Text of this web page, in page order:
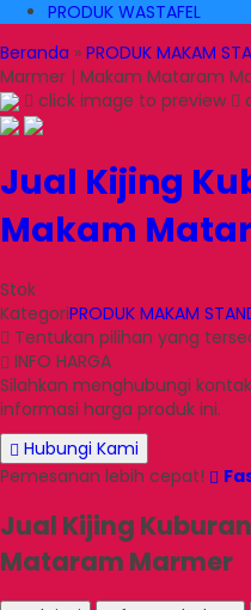
PRODUK WASTAFEL
Beranda » PRODUK MAKAM
Marmer | Makam Mataram
click image to preview
Jual Kijing
Makam
Stok
KategoriPRODUK MAKAM
Tentukan pilihan yang
INFO HARGA
Silahkan menghubungi
informasi harga produk ini.
Hubungi Kami
Pemesanan lebih cepat!
Jual Kijing
Mataram Marmer